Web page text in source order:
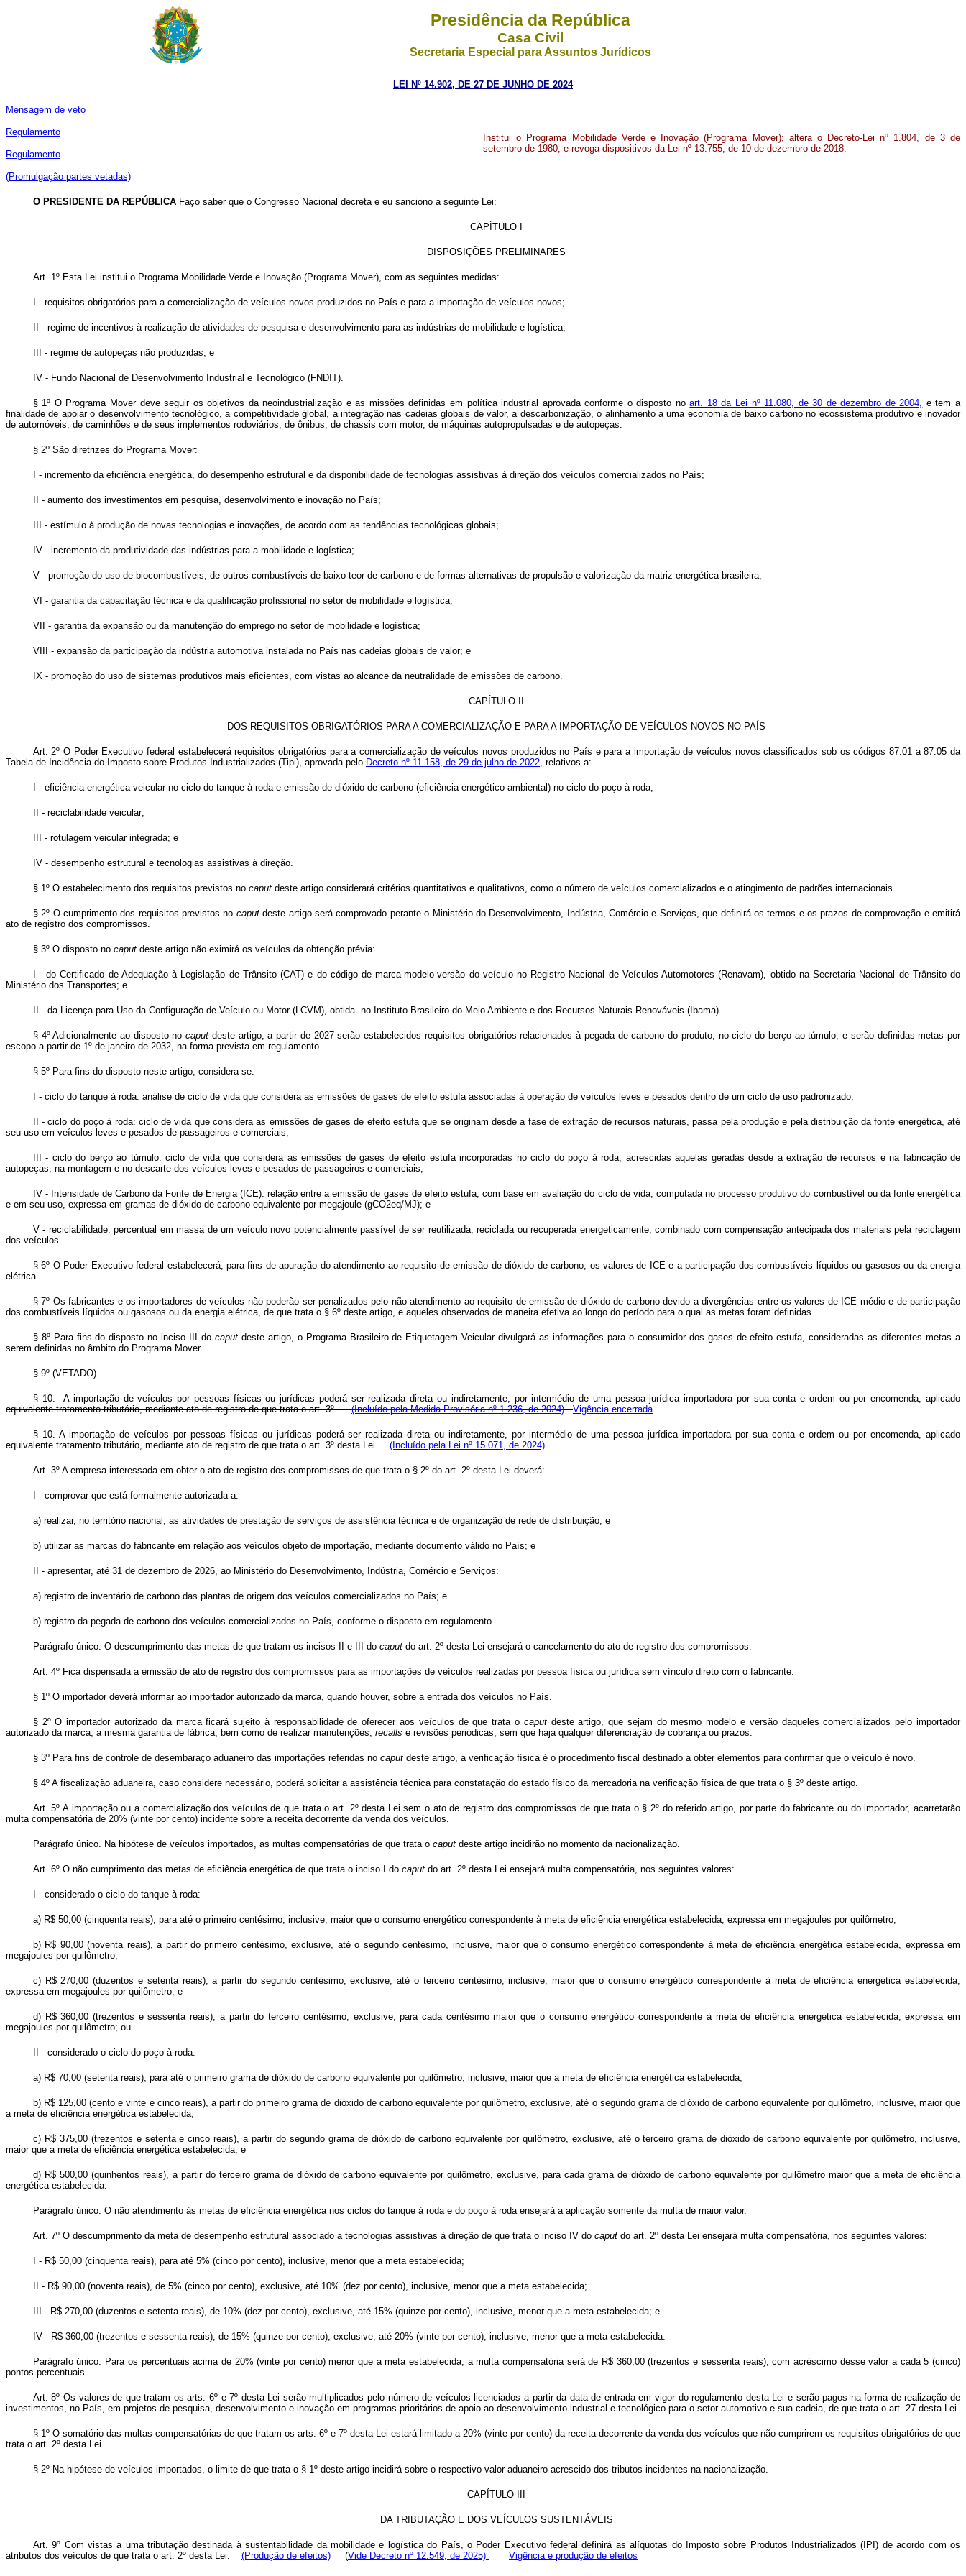
Presidência da República
Casa Civil
Secretaria Especial para Assuntos Jurídicos
LEI Nº 14.902, DE 27 DE JUNHO DE 2024
Mensagem de veto
Regulamento
Regulamento
(Promulgação partes vetadas)
Institui o Programa Mobilidade Verde e Inovação (Programa Mover); altera o Decreto-Lei nº 1.804, de 3 de
setembro de 1980; e revoga dispositivos da Lei nº 13.755, de 10 de dezembro de 2018.
O PRESIDENTE DA REPÚBLICA Faço saber que o Congresso Nacional decreta e eu sanciono a seguinte Lei:
CAPÍTULO I
DISPOSIÇÕES PRELIMINARES
Art. 1º Esta Lei institui o Programa Mobilidade Verde e Inovação (Programa Mover), com as seguintes medidas:
I - requisitos obrigatórios para a comercialização de veículos novos produzidos no País e para a importação de veículos novos;
II - regime de incentivos à realização de atividades de pesquisa e desenvolvimento para as indústrias de mobilidade e logística;
III - regime de autopeças não produzidas; e
IV - Fundo Nacional de Desenvolvimento Industrial e Tecnológico (FNDIT).
§ 1º O Programa Mover deve seguir os objetivos da neoindustrialização e as missões definidas em política industrial aprovada conforme o disposto noart. 18 da Lei nº 11.080, de 30 de dezembro de 2004, e tem a
finalidade de apoiar o desenvolvimento tecnológico, a competitividade global, a integração nas cadeias globais de valor, a descarbonização, o alinhamento a uma economia de baixo carbono no ecossistema produtivo e inovador
de automóveis, de caminhões e de seus implementos rodoviários, de ônibus, de chassis com motor, de máquinas autopropulsadas e de autopeças.
§ 2º São diretrizes do Programa Mover:
I - incremento da eficiência energética, do desempenho estrutural e da disponibilidade de tecnologias assistivas à direção dos veículos comercializados no País;
II - aumento dos investimentos em pesquisa, desenvolvimento e inovação no País;
III - estímulo à produção de novas tecnologias e inovações, de acordo com as tendências tecnológicas globais;
IV - incremento da produtividade das indústrias para a mobilidade e logística;
V - promoção do uso de biocombustíveis, de outros combustíveis de baixo teor de carbono e de formas alternativas de propulsão e valorização da matriz energética brasileira;
VI - garantia da capacitação técnica e da qualificação profissional no setor de mobilidade e logística;
VII - garantia da expansão ou da manutenção do emprego no setor de mobilidade e logística;
VIII - expansão da participação da indústria automotiva instalada no País nas cadeias globais de valor; e
IX - promoção do uso de sistemas produtivos mais eficientes, com vistas ao alcance da neutralidade de emissões de carbono.
CAPÍTULO II
DOS REQUISITOS OBRIGATÓRIOS PARA A COMERCIALIZAÇÃO E PARA A IMPORTAÇÃO DE VEÍCULOS NOVOS NO PAÍS
Art. 2º O Poder Executivo federal estabelecerá requisitos obrigatórios para a comercialização de veículos novos produzidos no País e para a importação de veículos novos classificados sob os códigos 87.01 a 87.05 da
Tabela de Incidência do Imposto sobre Produtos Industrializados (Tipi), aprovada pelo Decreto nº 11.158, de 29 de julho de 2022, relativos a:
I - eficiência energética veicular no ciclo do tanque à roda e emissão de dióxido de carbono (eficiência energético-ambiental) no ciclo do poço à roda;
II - reciclabilidade veicular;
III - rotulagem veicular integrada; e
IV - desempenho estrutural e tecnologias assistivas à direção.
§ 1º O estabelecimento dos requisitos previstos no caputdeste artigo considerará critérios quantitativos e qualitativos, como o número de veículos comercializados e o atingimento de padrões internacionais.
§ 2º O cumprimento dos requisitos previstos no caputdeste artigo será comprovado perante o Ministério do Desenvolvimento, Indústria, Comércio e Serviços, que definirá os termos e os prazos de comprovação e emitirá
ato de registro dos compromissos.
§ 3º O disposto no caputdeste artigo não eximirá os veículos da obtenção prévia:
I - do Certificado de Adequação à Legislação de Trânsito (CAT) e do código de marca-modelo-versão do veículo no Registro Nacional de Veículos Automotores (Renavam), obtido na Secretaria Nacional de Trânsito do
Ministério dos Transportes; e
II - da Licença para Uso da Configuração de Veículo ou Motor (LCVM), obtida no Instituto Brasileiro do Meio Ambiente e dos Recursos Naturais Renováveis (Ibama).
§ 4º Adicionalmente ao disposto nocaput deste artigo, a partir de 2027 serão estabelecidos requisitos obrigatórios relacionados à pegada de carbono do produto, no ciclo do berço ao túmulo, e serão definidas metas por
escopo a partir de 1º de janeiro de 2032, na forma prevista em regulamento.
§ 5º Para fins do disposto neste artigo, considera-se:
I - ciclo do tanque à roda: análise de ciclo de vida que considera as emissões de gases de efeito estufa associadas à operação de veículos leves e pesados dentro de um ciclo de uso padronizado;
II - ciclo do poço à roda: ciclo de vida que considera as emissões de gases de efeito estufa que se originam desde a fase de extração de recursos naturais, passa pela produção e pela distribuição da fonte energética, até
seu uso em veículos leves e pesados de passageiros e comerciais;
III - ciclo do berço ao túmulo: ciclo de vida que considera as emissões de gases de efeito estufa incorporadas no ciclo do poço à roda, acrescidas aquelas geradas desde a extração de recursos e na fabricação de
autopeças, na montagem e no descarte dos veículos leves e pesados de passageiros e comerciais;
IV - Intensidade de Carbono da Fonte de Energia (ICE): relação entre a emissão de gases de efeito estufa, com base em avaliação do ciclo de vida, computada no processo produtivo do combustível ou da fonte energética
e em seu uso, expressa em gramas de dióxido de carbono equivalente por megajoule (gCO2eq/MJ); e
V - reciclabilidade: percentual em massa de um veículo novo potencialmente passível de ser reutilizada, reciclada ou recuperada energeticamente, combinado com compensação antecipada dos materiais pela reciclagem
dos veículos.
§ 6º O Poder Executivo federal estabelecerá, para fins de apuração do atendimento ao requisito de emissão de dióxido de carbono, os valores de ICE e a participação dos combustíveis líquidos ou gasosos ou da energia
elétrica.
§ 7º Os fabricantes e os importadores de veículos não poderão ser penalizados pelo não atendimento ao requisito de emissão de dióxido de carbono devido a divergências entre os valores de ICE médio e de participação
dos combustíveis líquidos ou gasosos ou da energia elétrica, de que trata o § 6º deste artigo, e aqueles observados de maneira efetiva ao longo do período para o qual as metas foram definidas.
§ 8º Para fins do disposto no inciso III do caputdeste artigo, o Programa Brasileiro de Etiquetagem Veicular divulgará as informações para o consumidor dos gases de efeito estufa, consideradas as diferentes metas a
serem definidas no âmbito do Programa Mover.
§ 9º (VETADO).
§ 10. A importação de veículos por pessoas físicas ou jurídicas poderá ser realizada direta ou indiretamente, por intermédio de uma pessoa jurídica importadora por sua conta e ordem ou por encomenda, aplicado
equivalente tratamento tributário, mediante ato de registro de que trata o art. 3º.(Incluído pela Medida Provisória nº 1.236, de 2024) Vigência encerrada
§ 10. A importação de veículos por pessoas físicas ou jurídicas poderá ser realizada direta ou indiretamente, por intermédio de uma pessoa jurídica importadora por sua conta e ordem ou por encomenda, aplicado
equivalente tratamento tributário, mediante ato de registro de que trata o art. 3º desta Lei.
(Incluído pela Lei nº 15.071, de 2024)
Art. 3º A empresa interessada em obter o ato de registro dos compromissos de que trata o § 2º do art. 2º desta Lei deverá:
I - comprovar que está formalmente autorizada a:
a) realizar, no território nacional, as atividades de prestação de serviços de assistência técnica e de organização de rede de distribuição; e
b) utilizar as marcas do fabricante em relação aos veículos objeto de importação, mediante documento válido no País; e
II - apresentar, até 31 de dezembro de 2026, ao Ministério do Desenvolvimento, Indústria, Comércio e Serviços:
a) registro de inventário de carbono das plantas de origem dos veículos comercializados no País; e
b) registro da pegada de carbono dos veículos comercializados no País, conforme o disposto em regulamento.
Parágrafo único. O descumprimento das metas de que tratam os incisos II e III do caputdo art. 2º desta Lei ensejará o cancelamento do ato de registro dos compromissos.
Art. 4º Fica dispensada a emissão de ato de registro dos compromissos para as importações de veículos realizadas por pessoa física ou jurídica sem vínculo direto com o fabricante.
§ 1º O importador deverá informar ao importador autorizado da marca, quando houver, sobre a entrada dos veículos no País.
§ 2º O importador autorizado da marca ficará sujeito à responsabilidade de oferecer aos veículos de que trata o caputdeste artigo, que sejam do mesmo modelo e versão daqueles comercializados pelo importador
autorizado da marca, a mesma garantia de fábrica, bem como de realizar manutenções, recalls e revisões periódicas, sem que haja qualquer diferenciação de cobrança ou prazos.
§ 3º Para fins de controle de desembaraço aduaneiro das importações referidas no caputdeste artigo, a verificação física é o procedimento fiscal destinado a obter elementos para confirmar que o veículo é novo.
§ 4º A fiscalização aduaneira, caso considere necessário, poderá solicitar a assistência técnica para constatação do estado físico da mercadoria na verificação física de que trata o § 3º deste artigo.
Art. 5º A importação ou a comercialização dos veículos de que trata o art. 2º desta Lei sem o ato de registro dos compromissos de que trata o § 2º do referido artigo, por parte do fabricante ou do importador, acarretarão
multa compensatória de 20% (vinte por cento) incidente sobre a receita decorrente da venda dos veículos.
Parágrafo único. Na hipótese de veículos importados, as multas compensatórias de que trata o caputdeste artigo incidirão no momento da nacionalização.
Art. 6º O não cumprimento das metas de eficiência energética de que trata o inciso I do caputdo art. 2º desta Lei ensejará multa compensatória, nos seguintes valores:
I - considerado o ciclo do tanque à roda:
a) R$ 50,00 (cinquenta reais), para até o primeiro centésimo, inclusive, maior que o consumo energético correspondente à meta de eficiência energética estabelecida, expressa em megajoules por quilômetro;
b) R$ 90,00 (noventa reais), a partir do primeiro centésimo, exclusive, até o segundo centésimo, inclusive, maior que o consumo energético correspondente à meta de eficiência energética estabelecida, expressa em
megajoules por quilômetro;
c) R$ 270,00 (duzentos e setenta reais), a partir do segundo centésimo, exclusive, até o terceiro centésimo, inclusive, maior que o consumo energético correspondente à meta de eficiência energética estabelecida,
expressa em megajoules por quilômetro; e
d) R$ 360,00 (trezentos e sessenta reais), a partir do terceiro centésimo, exclusive, para cada centésimo maior que o consumo energético correspondente à meta de eficiência energética estabelecida, expressa em
megajoules por quilômetro; ou
II - considerado o ciclo do poço à roda:
a) R$ 70,00 (setenta reais), para até o primeiro grama de dióxido de carbono equivalente por quilômetro, inclusive, maior que a meta de eficiência energética estabelecida;
b) R$ 125,00 (cento e vinte e cinco reais), a partir do primeiro grama de dióxido de carbono equivalente por quilômetro, exclusive, até o segundo grama de dióxido de carbono equivalente por quilômetro, inclusive, maior que
a meta de eficiência energética estabelecida;
c) R$ 375,00 (trezentos e setenta e cinco reais), a partir do segundo grama de dióxido de carbono equivalente por quilômetro, exclusive, até o terceiro grama de dióxido de carbono equivalente por quilômetro, inclusive,
maior que a meta de eficiência energética estabelecida; e
d) R$ 500,00 (quinhentos reais), a partir do terceiro grama de dióxido de carbono equivalente por quilômetro, exclusive, para cada grama de dióxido de carbono equivalente por quilômetro maior que a meta de eficiência
energética estabelecida.
Parágrafo único. O não atendimento às metas de eficiência energética nos ciclos do tanque à roda e do poço à roda ensejará a aplicação somente da multa de maior valor.
Art. 7º O descumprimento da meta de desempenho estrutural associado a tecnologias assistivas à direção de que trata o inciso IV do caputdo art. 2º desta Lei ensejará multa compensatória, nos seguintes valores:
I - R$ 50,00 (cinquenta reais), para até 5% (cinco por cento), inclusive, menor que a meta estabelecida;
II - R$ 90,00 (noventa reais), de 5% (cinco por cento), exclusive, até 10% (dez por cento), inclusive, menor que a meta estabelecida;
III - R$ 270,00 (duzentos e setenta reais), de 10% (dez por cento), exclusive, até 15% (quinze por cento), inclusive, menor que a meta estabelecida; e
IV - R$ 360,00 (trezentos e sessenta reais), de 15% (quinze por cento), exclusive, até 20% (vinte por cento), inclusive, menor que a meta estabelecida.
Parágrafo único. Para os percentuais acima de 20% (vinte por cento) menor que a meta estabelecida, a multa compensatória será de R$ 360,00 (trezentos e sessenta reais), com acréscimo desse valor a cada 5 (cinco)
pontos percentuais.
Art. 8º Os valores de que tratam os arts. 6º e 7º desta Lei serão multiplicados pelo número de veículos licenciados a partir da data de entrada em vigor do regulamento desta Lei e serão pagos na forma de realização de
investimentos, no País, em projetos de pesquisa, desenvolvimento e inovação em programas prioritários de apoio ao desenvolvimento industrial e tecnológico para o setor automotivo e sua cadeia, de que trata o art. 27 desta Lei.
§ 1º O somatório das multas compensatórias de que tratam os arts. 6º e 7º desta Lei estará limitado a 20% (vinte por cento) da receita decorrente da venda dos veículos que não cumprirem os requisitos obrigatórios de que
trata o art. 2º desta Lei.
§ 2º Na hipótese de veículos importados, o limite de que trata o § 1º deste artigo incidirá sobre o respectivo valor aduaneiro acrescido dos tributos incidentes na nacionalização.
CAPÍTULO III
DA TRIBUTAÇÃO E DOS VEÍCULOS SUSTENTÁVEIS
Art. 9º Com vistas a uma tributação destinada à sustentabilidade da mobilidade e logística do País, o Poder Executivo federal definirá as alíquotas do Imposto sobre Produtos Industrializados (IPI) de acordo com os
atributos dos veículos de que trata o art. 2º desta Lei. (Produção de efeitos) (Vide Decreto nº 12.549, de 2025) Vigência e produção de efeitos